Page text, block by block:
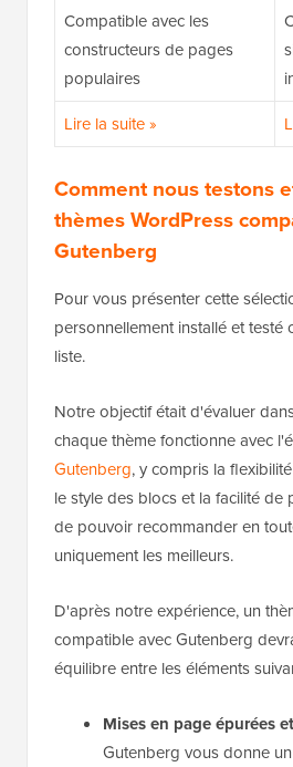
Compatible avec les
constructeurs de pages
populaires
Lire la suite »
Comment nous testons
thèmes WordPress
Gutenberg
Pour vous présenter cette
personnellement installé et testé
liste.
Notre objectif était d'évaluer
chaque thème fonctionne avec
Gutenberg, y compris la
le style des blocs et la facilité de
de pouvoir recommander en
uniquement les meilleurs.
D'après notre expérience, un
compatible avec Gutenberg
équilibre entre les éléments
Mises en page épurées
Gutenberg vous donne